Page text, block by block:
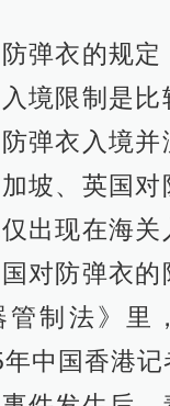
弹衣的规定
境限制是比
弹衣入境并
坡、英国对
出现在海关
对防弹衣的
管制法》里
中国香港